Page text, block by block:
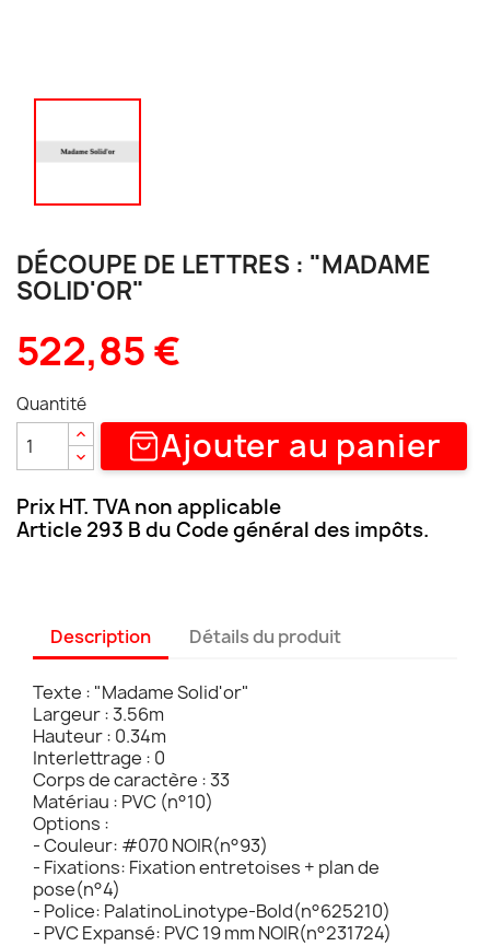
DÉCOUPE DE LETTRES : "MADAME
SOLID'OR"
522,85 €
Quantité
Ajouter au panier
Prix HT. TVA non applicable
Article 293 B du Code général des impôts.
Description Détails du produit
Texte : "Madame Solid'or"
Largeur : 3.56m
Hauteur : 0.34m
Interlettrage : 0
Corps de caractère : 33
Matériau : PVC (n°10)
Options :
- Couleur: #070 NOIR(n°93)
- Fixations: Fixation entretoises + plan de
pose(n°4)
- Police: PalatinoLinotype-Bold(n°625210)
- PVC Expansé: PVC 19 mm NOIR(n°231724)